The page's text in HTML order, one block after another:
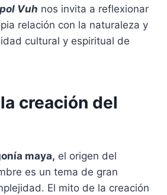
Vuh nos invita a reflexionar
relación con la naturaleza y
cultural y espiritual de
creación del
maya, el origen del
es un tema de gran
El mito de la creación